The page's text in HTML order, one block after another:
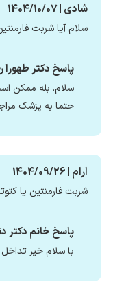
شادی | 1404/10/07
سلام آیا شربت
پاسخ دکتر طهورا
سلام. بله ممکن
حتما به پزشک
ارام | 1404/09/26
شربت فارمنتین یا
پاسخ خانم دکتر
با سلام خیر تداخل